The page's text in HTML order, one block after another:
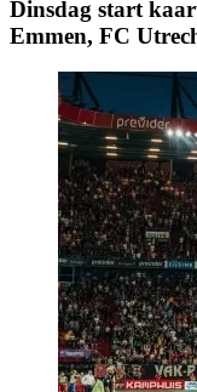
Dinsdag start
Emmen, FC